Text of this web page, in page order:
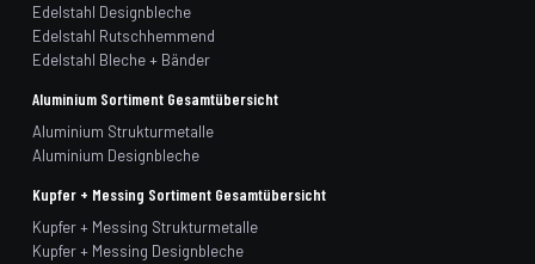
Edelstahl Designbleche
Edelstahl Rutschhemmend
Edelstahl Bleche + Bänder
Aluminium Sortiment Gesamtübersicht
Aluminium Strukturmetalle
Aluminium Designbleche
Kupfer + Messing Sortiment Gesamtübersicht
Kupfer + Messing Strukturmetalle
Kupfer + Messing Designbleche